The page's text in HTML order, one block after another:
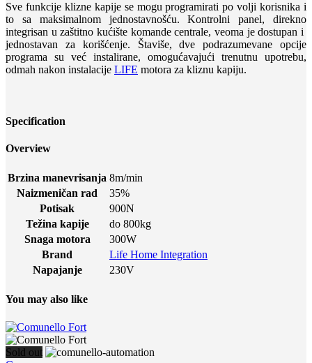
Sve funkcije klizne kapije se mogu programirati po volji korisnika i
to sa maksimalnom jednostavnošću. Kontrolni panel, direkno
integrisan u zaštitno kućište komande centrale, veoma je dostupan i
jednostavan za korišćenje. Štaviše, dve podrazumevane opcije
programa su već instalirane, omogućavajući trenutnu upotrebu,
odmah nakon instalacije LIFE motora za kliznu kapiju.
Specification
Overview
Brzina manevrisanja 8m/min
Naizmeničan rad
35%
Potisak
900N
Težina kapije
do 800kg
Snaga motora
300W
Brand
Life Home Integration
Napajanje
230V
You may also like
Sold out